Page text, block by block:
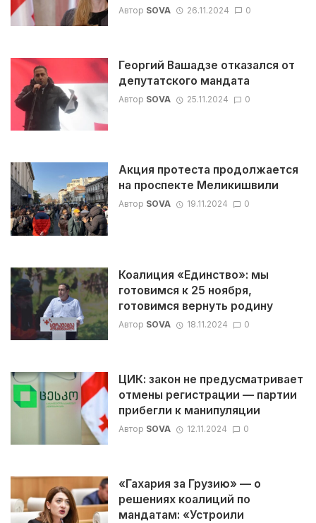
Автор SOVA 26.11.2024 0
Георгий Вашадзе отказался от
депутатского мандата
Автор SOVA 25.11.2024 0
Акция протеста продолжается
на проспекте Меликишвили
Автор SOVA 19.11.2024 0
Коалиция «Единство»: мы
готовимся к 25 ноября,
готовимся вернуть родину
Автор SOVA 18.11.2024 0
ЦИК: закон не предусматривает
отмены регистрации — партии
прибегли к манипуляции
Автор SOVA 12.11.2024 0
«Гахария за Грузию» — о
решениях коалиций по
мандатам: «Устроили